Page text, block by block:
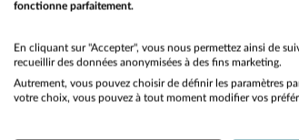
STYLE
fonctionne parfaitement.
En cliquant sur "Accepter", vous nous permettez ainsi de
recueillir des données anonymisées à des fins marketing.
Autrement, vous pouvez choisir de définir les paramètres
votre choix, vous pouvez à tout moment modifier vos